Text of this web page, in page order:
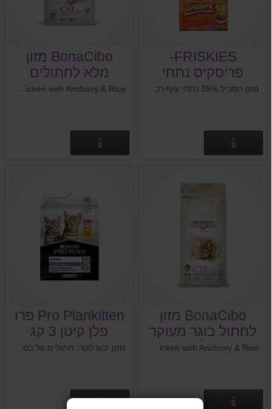
FRISKIES-
פריסקיס נתחי
ברבקיו.
BonaCibo מזון
מלא לחתולים
בוגרים עוף אנשובי
BonaCibo מזון
לחתול בוגר מעוקר
או בעל נטייה
פרטים נוספים
Pro Plankitten פרו
פלן קיטן 3 קג
מזון יבש לגורי חתולים על בסיס עוף ואורז Pro Plankitten פרו פלן קיטן 3 קג
פרטים נוספים